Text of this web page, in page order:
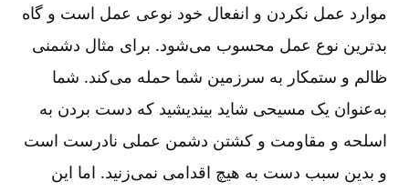
موارد عمل نکردن و انفعال خود نوعی عمل است و گاه
بدترین نوع عمل محسوب می‌شود. برای مثال دشمنی
ظالم و ستمکار به سرزمین شما حمله می‌کند. شما
به‌عنوان یک مسیحی شاید بیندیشید که دست بردن به
اسلحه و مقاومت و کشتن دشمن عملی نادرست است
و بدین سبب دست به هیچ اقدامی نمی‌زنید. اما این